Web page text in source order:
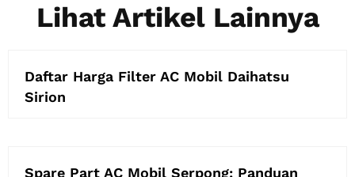
Lihat Artikel Lainnya
Daftar Harga Filter AC Mobil Daihatsu
Sirion
Spare Part AC Mobil Serpong: Panduan